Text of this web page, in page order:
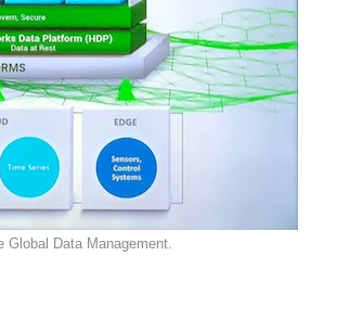
Global Data Management.